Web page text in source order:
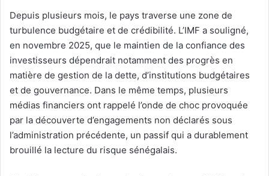
Depuis plusieurs mois, le pays traverse une zone de
turbulence budgétaire et de crédibilité. L’IMF a souligné,
en novembre 2025, que le maintien de la confiance des
investisseurs dépendrait notamment des progrès en
matière de gestion de la dette, d’institutions budgétaires
et de gouvernance. Dans le même temps, plusieurs
médias financiers ont rappelé l’onde de choc provoquée
par la découverte d’engagements non déclarés sous
l’administration précédente, un passif qui a durablement
brouillé la lecture du risque sénégalais.